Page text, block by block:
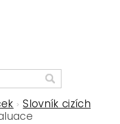
Slovník cizích